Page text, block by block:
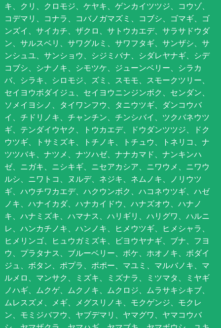
キ、クリ、クロモジ、ケヤキ、ゲンカイツツジ、コウゾ、
コデマリ、コナラ、コバノガマズミ、コブシ、ゴマギ、ゴ
ンズイ、サイカチ、ザクロ、サトウカエデ、サラサドウダ
ン、サルスベリ、サワグルミ、サワフタギ、サンザシ、サ
ンシュユ、サンショウ、シジミバナ、シダレヤナギ、シデ
コブシ、シナノキ、シモツケ、ジューンベリー、シラカ
バ、シラキ、シロモジ、ズミ、スモモ、スモークツリー、
セイヨウボダイジュ、セイヨウニンジンボク、センダン、
ソメイヨシノ、タイワンフウ、タニウツギ、ダンコウバ
イ、チドリノキ、チャンチン、チンシバイ、ツクバネウツ
ギ、テンダイウヤク、トウカエデ、ドウダンツツジ、ドク
ウツギ、トサミズキ、トチノキ、トチュウ、トネリコ、ナ
ツツバキ、ナツメ、ナツハゼ、ナナカマド、ナンキンハ
ゼ、ニガキ、ニシキギ、ニセアカシア、ニワウメ、ニワウ
ルシ、ニワトコ、ヌルデ、ネジキ、ネムノキ、ノリウツ
ギ、ハウチワカエデ、ハクウンボク、ハコネウツギ、ハゼ
ノキ、ハナイカダ、ハナカイドウ、ハナズオウ、ハナノ
キ、ハナミズキ、ハマナス、ハリギリ、ハリグワ、ハルニ
レ、ハンカチノキ、ハンノキ、ヒメウツギ、ヒメシャラ、
ヒメリンゴ、ヒュウガミズキ、ビヨウヤナギ、ブナ、フヨ
ウ、プラタナス、ブルーベリー、ボケ、ホオノキ、ボダイ
ジュ、ボタン、ポプラ、ポポー、マユミ、マルバノキ、マ
ルメロ、マンサク、ミズキ、ミズナラ、ミツマタ、ミヤギ
ノハギ、ムクゲ、ムクノキ、ムクロジ、ムラサキシキブ、
ムレスズメ、メギ、メグスリノキ、モクゲンジ、モクレ
ン、モミジバフウ、ヤブデマリ、ヤマグワ、ヤマコウバ